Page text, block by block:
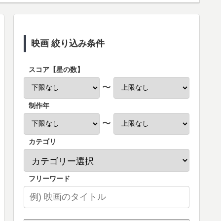
映画 絞り込み条件
スコア【星の数】
〜
制作年
〜
カテゴリ
フリーワード